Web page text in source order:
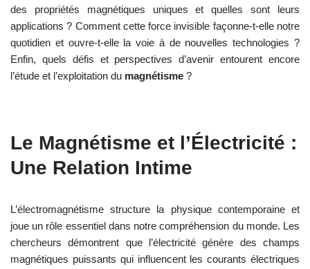
des propriétés magnétiques uniques et quelles sont leurs
applications ? Comment cette force invisible façonne-t-elle notre
quotidien et ouvre-t-elle la voie à de nouvelles technologies ?
Enfin, quels défis et perspectives d’avenir entourent encore
l’étude et l’exploitation du magnétisme ?
Le Magnétisme et l’Électricité :
Une Relation Intime
L’électromagnétisme structure la physique contemporaine et
joue un rôle essentiel dans notre compréhension du monde. Les
chercheurs démontrent que l’électricité génère des champs
magnétiques puissants qui influencent les courants électriques